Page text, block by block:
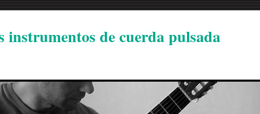
de cuerda pulsada